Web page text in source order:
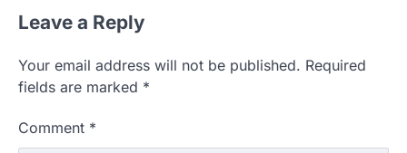
Leave a Reply
Your email address will not be published. Required
fields are marked *
Comment *